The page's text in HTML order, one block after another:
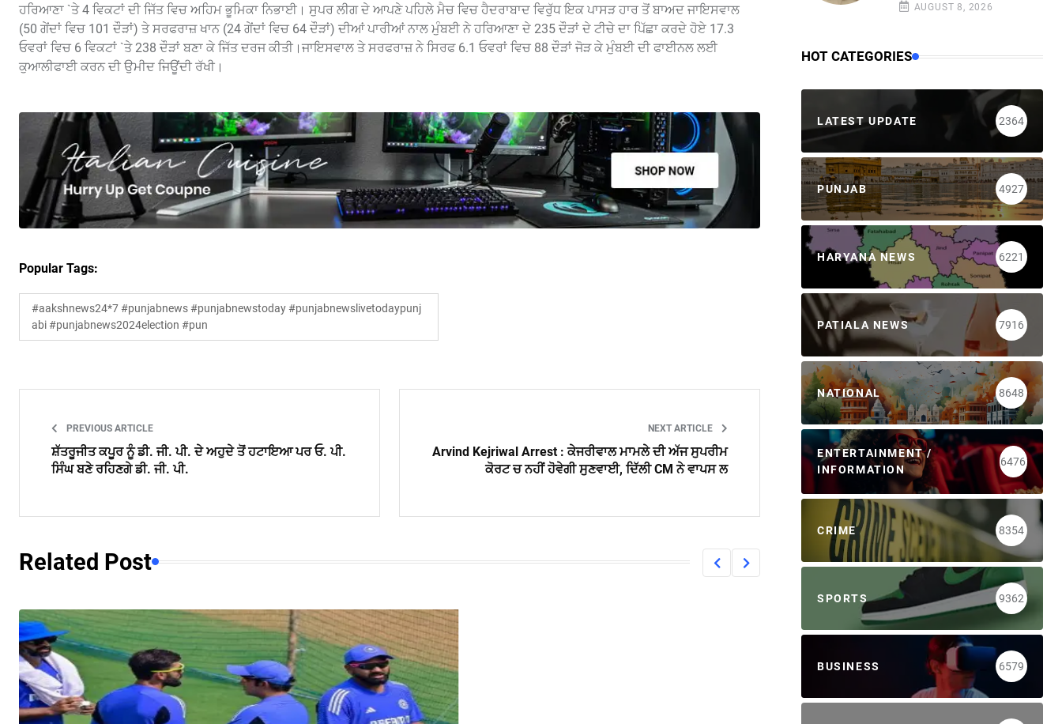
ਹਰਿਆਣਾ `ਤੇ 4 ਵਿਕਟਾਂ ਦੀ ਜਿੱਤ ਵਿਚ ਅਹਿਮ ਭੂਮਿਕਾ ਨਿਭਾਈ। ਸੁਪਰ ਲੀਗ ਦੇ ਆਪਣੇ ਪਹਿਲੇ ਮੈਚ ਵਿਚ ਹੈਦਰਾਬਾਦ ਵਿਰੁੱਧ ਇਕ ਪਾਸੜ ਹਾਰ ਤੋਂ ਬਾਅਦ ਜਾਇਸਵਾਲ
(50 ਗੇਂਦਾਂ ਵਿਚ 101 ਦੌੜਾਂ) ਤੇ ਸਰਫਰਾਜ਼ ਖਾਨ (24 ਗੇਂਦਾਂ ਵਿਚ 64 ਦੌੜਾਂ) ਦੀਆਂ ਪਾਰੀਆਂ ਨਾਲ ਮੁੰਬਈ ਨੇ ਹਰਿਆਣਾ ਦੇ 235 ਦੌੜਾਂ ਦੇ ਟੀਚੇ ਦਾ ਪਿੱਛਾ ਕਰਦੇ ਹੋਏ 17.3
ਓਵਰਾਂ ਵਿਚ 6 ਵਿਕਟਾਂ `ਤੇ 238 ਦੌੜਾਂ ਬਣਾ ਕੇ ਜਿੱਤ ਦਰਜ ਕੀਤੀ।ਜਾਇਸਵਾਲ ਤੇ ਸਰਫਰਾਜ਼ ਨੇ ਸਿਰਫ 6.1 ਓਵਰਾਂ ਵਿਚ 88 ਦੌੜਾਂ ਜੋੜ ਕੇ ਮੁੰਬਈ ਦੀ ਫਾਈਨਲ ਲਈ
ਕੁਆਲੀਫਾਈ ਕਰਨ ਦੀ ਉਮੀਦ ਜਿਊਂਦੀ ਰੱਖੀ।
Popular Tags:
#aakshnews24*7 #punjabnews #punjabnewstoday #punjabnewslivetodaypunj
abi #punjabnews2024election #pun
PREVIOUS ARTICLE
ਸ਼ੱਤਰੂਜੀਤ ਕਪੂਰ ਨੂੰ ਡੀ. ਜੀ. ਪੀ. ਦੇ ਅਹੁਦੇ ਤੋਂ ਹਟਾਇਆ ਪਰ ਓ. ਪੀ.
ਸਿੰਘ ਬਣੇ ਰਹਿਣਗੇ ਡੀ. ਜੀ. ਪੀ.
NEXT ARTICLE
Arvind Kejriwal Arrest : ਕੇਜਰੀਵਾਲ ਮਾਮਲੇ ਦੀ ਅੱਜ ਸੁਪਰੀਮ
ਕੋਰਟ ਚ ਨਹੀਂ ਹੋਵੇਗੀ ਸੁਣਵਾਈ, ਦਿੱਲੀ CM ਨੇ ਵਾਪਸ ਲ
Related Post
AUGUST 8, 2026
HOT CATEGORIES
LATEST UPDATE 2364
PUNJAB 4927
HARYANA NEWS 6221
PATIALA NEWS 7916
NATIONAL 8648
ENTERTAINMENT /
INFORMATION
6476
CRIME 8354
SPORTS 9362
BUSINESS 6579